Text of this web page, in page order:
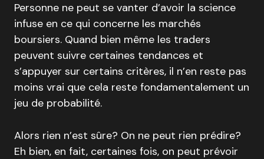
Personne ne peut se vanter d’avoir la science
infuse en ce qui concerne les marchés
boursiers. Quand bien même les traders
peuvent suivre certaines tendances et
s’appuyer sur certains critères, il n’en reste pas
moins vrai que cela reste fondamentalement un
jeu de probabilité.
Alors rien n’est sûre? On ne peut rien prédire?
Eh bien, en fait, certaines fois, on peut prévoir